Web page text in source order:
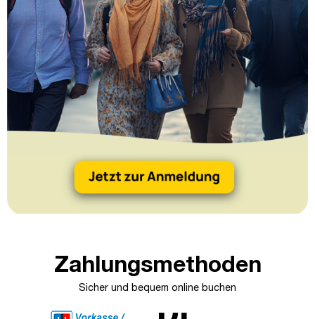
Zahlungsmethoden
Sicher und bequem online buchen